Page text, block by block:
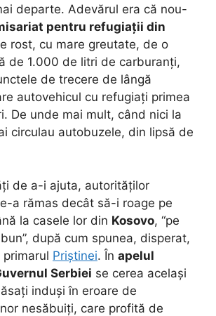
departe. Adevărul era că nou-
pentru refugiații din
rost, cu mare greutate, de o
de 1.000 de litri de carburanți,
de trecere de lângă
autovehicul cu refugiați primea
De unde mai mult, când nici la
circulau autobuzele, din lipsă de
de a-i ajuta, autorităților
a rămas decât să-i roage pe
la casele lor din Kosovo, “pe
după cum spunea, disperat,
primarul Priștinei. În apelul
Serbiei se cerea același
induși în eroare de
nesăbuiți, care profită de